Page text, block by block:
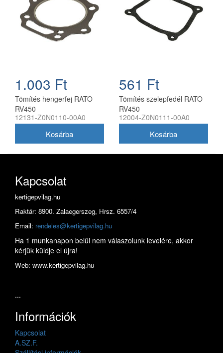
1.003 Ft
Tömítés hengerfej RATO
RV450
12131-Z0N0110-00A0
561 Ft
Tömítés szelepfedél RATO
RV450
12004-Z0N0111-00A0
Kapcsolat
kertigepvilag.hu
Raktár: 8900. Zalaegerszeg, Hrsz. 6557/4
Email: rendeles@kertigepvilag.hu
Ha 1 munkanapon belül nem válaszolunk levelére, akkor
kérjük küldje el újra!
Web: www.kertigepvilag.hu
...
Információk
Kapcsolat
A.SZ.F.